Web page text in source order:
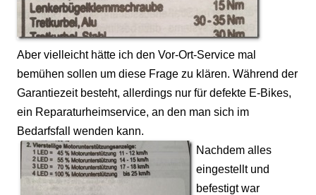
Aber vielleicht hätte ich den Vor-Ort-Service mal
bemühen sollen um diese Frage zu klären. Während der
Garantiezeit besteht, allerdings nur für defekte E-Bikes,
ein Reparaturheimservice, an den man sich im
Bedarfsfall wenden kann.
Nachdem alles
eingestellt und
befestigt war